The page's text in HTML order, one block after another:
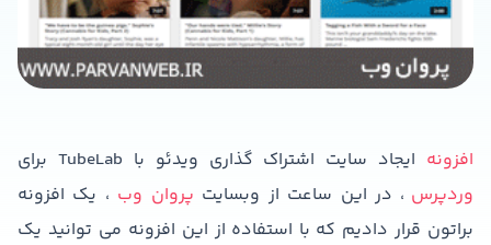
افزونه ایجاد سایت اشتراک گذاری ویدئو با TubeLab برای
وردپرس ، در این ساعت از وبسایت پروان وب ، یک افزونه
براتون قرار دادیم که با استفاده از این افزونه می توانید یک